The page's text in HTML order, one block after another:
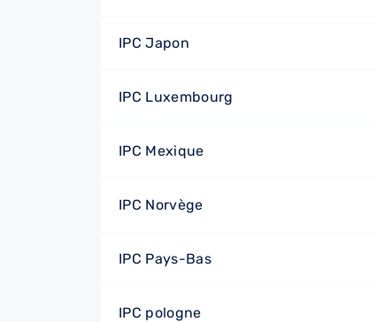
IPC Japon
IPC Luxembourg
IPC Mexique
IPC Norvège
IPC Pays-Bas
IPC pologne